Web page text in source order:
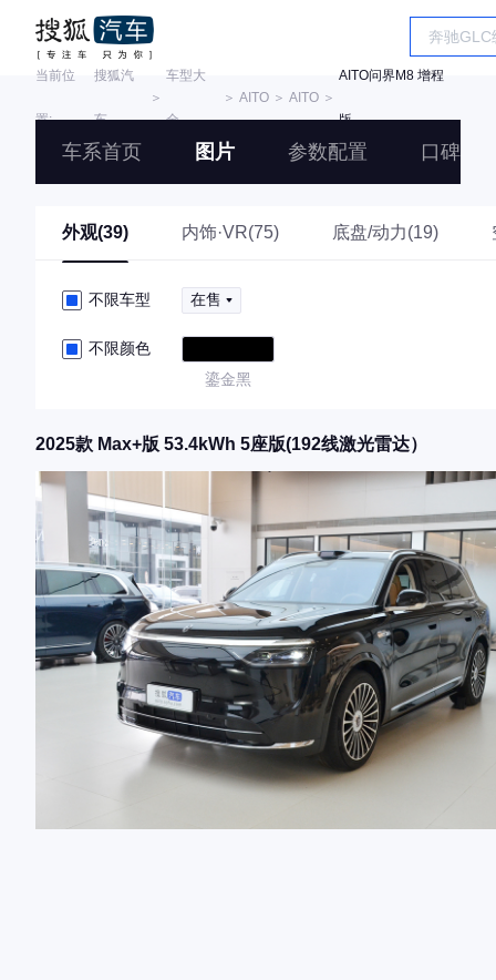
当前位
置:
搜狐汽
车
＞
车型大
全
＞ AITO＞ AITO＞
AITO问界M8 增程
版
车系首页 图片 参数配置 口碑
外观(39) 内饰·VR(75) 底盘/动力(19)
不限车型 在售
不限颜色
鎏金黑
2025款 Max+版 53.4kWh 5座版(192线激光雷达）